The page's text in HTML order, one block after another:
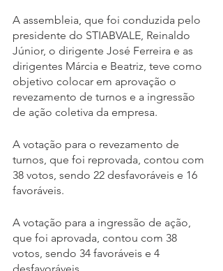
A assembleia, que foi conduzida pelo
presidente do STIABVALE, Reinaldo
Júnior, o dirigente José Ferreira e as
dirigentes Márcia e Beatriz, teve como
objetivo colocar em aprovação o
revezamento de turnos e a ingressão
de ação coletiva da empresa.
A votação para o revezamento de
turnos, que foi reprovada, contou com
38 votos, sendo 22 desfavoráveis e 16
favoráveis.
A votação para a ingressão de ação,
que foi aprovada, contou com 38
votos, sendo 34 favoráveis e 4